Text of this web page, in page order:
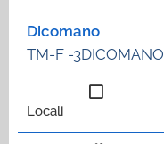
Dicomano
TM-F -3DICOMANO
Locali